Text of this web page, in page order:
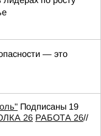
— это
Подписаны 19
26 РАБОТА 26//